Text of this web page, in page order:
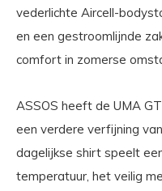
vederlichte Aircell-
en een gestroomlijnde
comfort in zomerse
ASSOS heeft de UMA
een verdere verfijning
dagelijkse shirt speelt
temperatuur, het veilig